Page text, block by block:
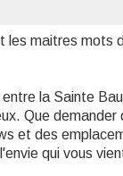
maitres mots
la Sainte
Que
et des
qui vous